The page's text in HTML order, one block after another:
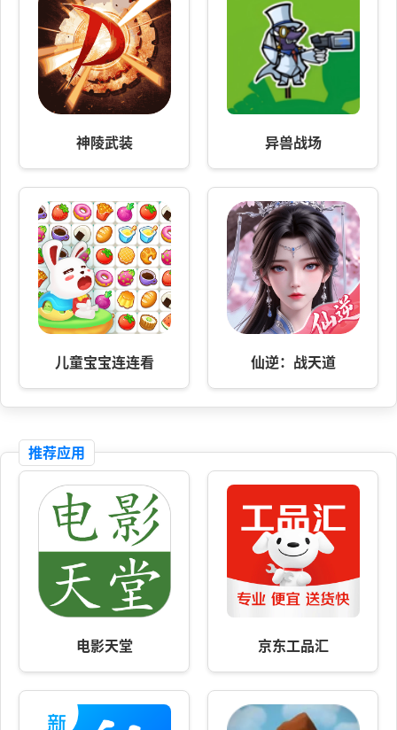
神陵武装 异兽战场
儿童宝宝连连看 仙逆：战天道
推荐应用
电影天堂 京东工品汇